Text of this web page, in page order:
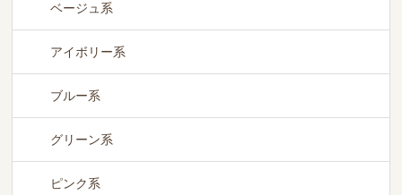
ベージュ系
アイボリー系
ブルー系
グリーン系
ピンク系